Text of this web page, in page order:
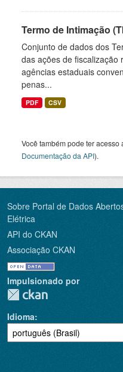
Termo de Intimação
Conjunto de dados dos
das ações de fiscalização
agências estaduais
penas...
PDF CSV
Você também pode ter
Documentação da API).
Sobre Portal de Dados
Elétrica
API do CKAN
Associação CKAN
Impulsionado por
Idioma